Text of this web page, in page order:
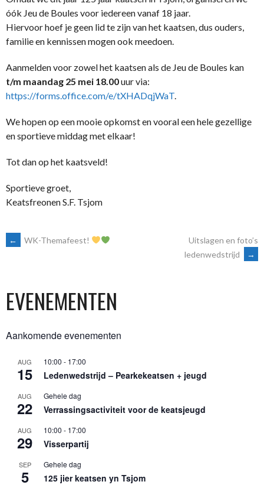
óók Jeu de Boules voor iedereen vanaf 18 jaar.
Hiervoor hoef je geen lid te zijn van het kaatsen, dus ouders,
familie en kennissen mogen ook meedoen.
Aanmelden voor zowel het kaatsen als de Jeu de Boules kan
t/m maandag 25 mei 18.00uur via:
https://forms.office.com/e/tXHADqjWaT
We hopen op een mooie opkomst en vooral een hele gezellige
en sportieve middag met elkaar!
Tot dan op het kaatsveld!
Sportieve groet,
Keatsfreonen S.F. Tsjom
BERICHTNAVIGATIE
← WK-Themafeest!
Uitslagen en foto’s
ledenwedstrijd
→
EVENEMENTEN
Aankomende evenementen
AUG
15
10:00 - 17:00
Ledenwedstrijd – Pearkekeatsen + jeugd
AUG
22
Gehele dag
Verrassingsactiviteit voor de keatsjeugd
AUG
29
10:00 - 17:00
Visserpartij
SEP
5
Gehele dag
125 jier keatsen yn Tsjom